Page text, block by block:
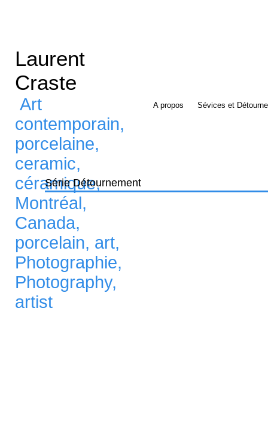
Laurent
Craste
Art
contemporain,
porcelaine,
ceramic,
céramique,
Montréal,
Canada,
porcelain, art,
Photographie,
Photography,
artist
A propos Sévices et
Série Détournement